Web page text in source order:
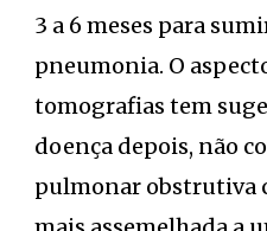
3 a 6 meses para
pneumonia. O
tomografias tem
doença depois, não
pulmonar obstrutiva